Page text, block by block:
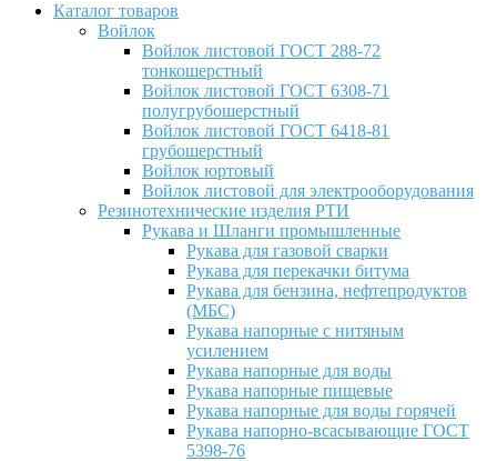
Каталог товаров
Войлок
Войлок листовой ГОСТ 288-72
тонкошерстный
Войлок листовой ГОСТ 6308-71
полугрубошерстный
Войлок листовой ГОСТ 6418-81
грубошерстный
Войлок юртовый
Войлок листовой для электрооборудования
Резинотехнические изделия РТИ
Рукава и Шланги промышленные
Рукава для газовой сварки
Рукава для перекачки битума
Рукава для бензина, нефтепродуктов
(МБС)
Рукава напорные с нитяным
усилением
Рукава напорные для воды
Рукава напорные пищевые
Рукава напорные для воды горячей
Рукава напорно-всасывающие ГОСТ
5398-76